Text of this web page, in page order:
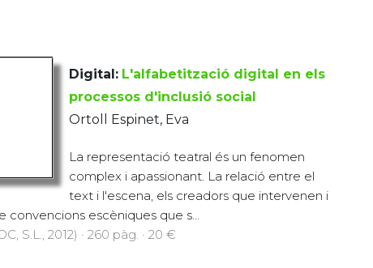
Digital: L'alfabetització digital en els
processos d'inclusió social
Ortoll Espinet, Eva
La representació teatral és un fenomen
complex i apassionant. La relació entre el
text i l'escena, els creadors que intervenen i
convencions escèniques que s...
S.L., 2012) · 260 pàg. · 20 €